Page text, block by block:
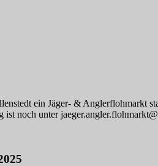
ein Jäger- & Anglerflohmarkt
noch unter